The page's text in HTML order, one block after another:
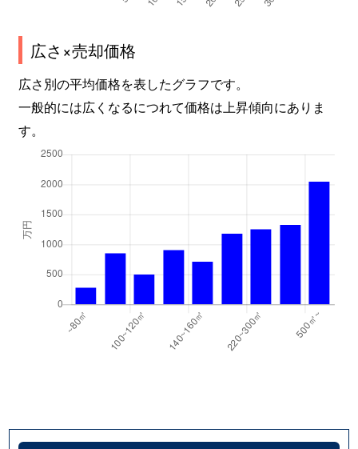
広さ×売却価格
広さ別の平均価格を表したグラフです。
一般的には広くなるにつれて価格は上昇傾向にありま
す。